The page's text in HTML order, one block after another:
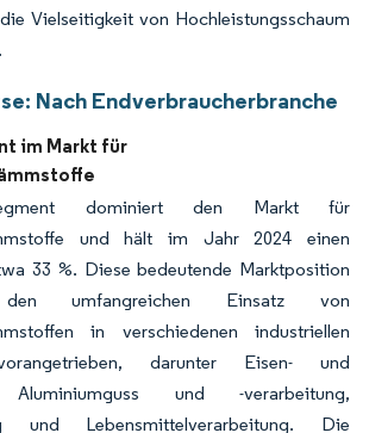
Vielseitigkeit von Hochleistungsschaum
Nach Endverbraucherbranche
im Markt für
dominiert den Markt für
und hält im Jahr 2024 einen
33 %. Diese bedeutende Marktposition
umfangreichen Einsatz von
in verschiedenen industriellen
darunter Eisen- und
Aluminiumguss und -verarbeitung,
und Lebensmittelverarbeitung. Die